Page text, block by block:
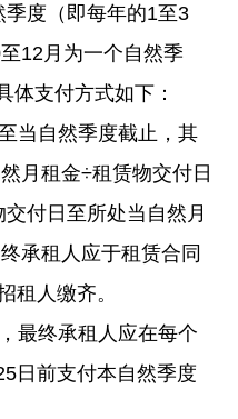
度（即每年的1至3
12月为一个自然季
体支付方式如下：
当自然季度截止，其
月租金÷租赁物交付日
付日至所处当自然月
承租人应于租赁合同
租人缴齐。
最终承租人应在每个
日前支付本自然季度